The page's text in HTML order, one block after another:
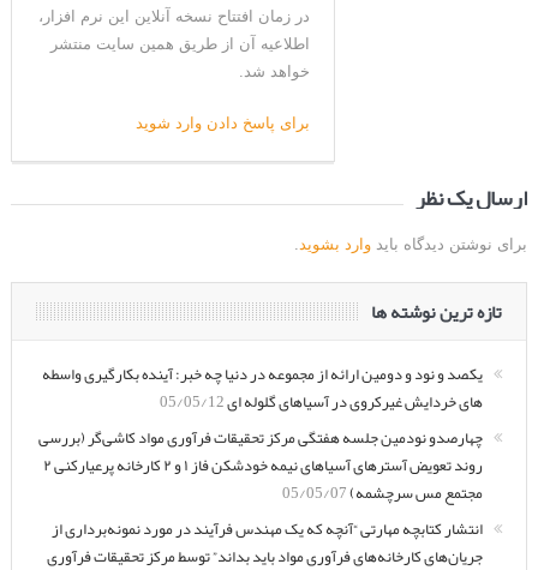
در زمان افتتاح نسخه آنلاین این نرم افزار،
اطلاعیه آن از طریق همین سایت منتشر
خواهد شد.
برای پاسخ دادن وارد شوید
ارسال یک نظر
برای نوشتن دیدگاه باید وارد بشوید.
تازه ترین نوشته ها
یکصد و نود و دومین ارائه از مجموعه در دنیا چه خبر: آینده بکارگیری واسطه
های خردایش غیرکروی در آسیاهای گلوله ای05/05/12
چهارصدو نودمین جلسه هفتگی مرکز تحقیقات فرآوری مواد کاشی‌گر (بررسی
روند تعویض آسترهای آسیاهای نیمه خودشکن فاز ۱ و ۲ کارخانه پرعیارکنی ۲
مجتمع مس سرچشمه)05/05/07
انتشار کتابچه مهارتی “آنچه که یک مهندس فرآیند در مورد نمونه‌برداری از
جریان‌های کارخانه‌های فرآوری مواد باید بداند” توسط مرکز تحقیقات فرآوری